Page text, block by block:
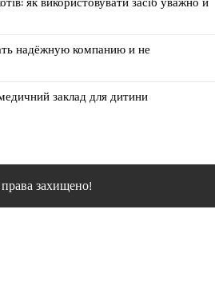
надёжную компанию и не
заклад для дитини
права захищено!